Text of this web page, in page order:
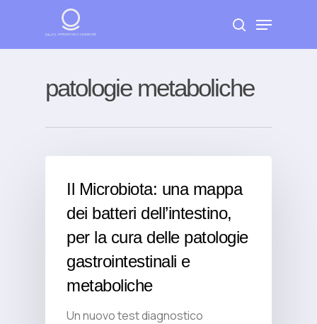
main
search
Menu
patologie metaboliche
Il Microbiota: una mappa
dei batteri dell’intestino,
per la cura delle patologie
gastrointestinali e
metaboliche
Un nuovo test diagnostico